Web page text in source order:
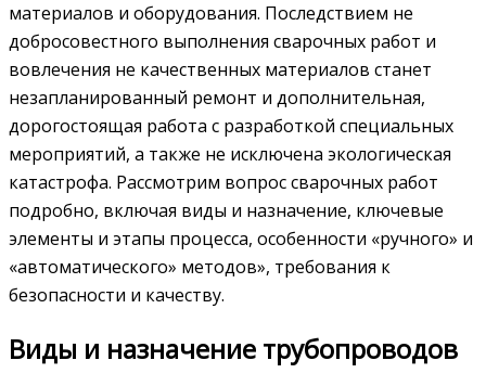
материалов и оборудования. Последствием не
добросовестного выполнения сварочных работ и
вовлечения не качественных материалов станет
незапланированный ремонт и дополнительная,
дорогостоящая работа с разработкой специальных
мероприятий, а также не исключена экологическая
катастрофа. Рассмотрим вопрос сварочных работ
подробно, включая виды и назначение, ключевые
элементы и этапы процесса, особенности «ручного» и
«автоматического» методов», требования к
безопасности и качеству.
Виды и назначение трубопроводов